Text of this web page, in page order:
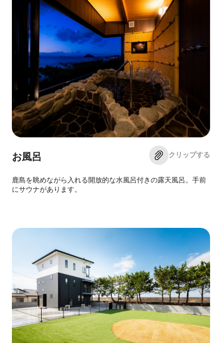
お風呂
鹿島を眺めながら入れる開放的な水風呂付きの露天風呂。手前
にサウナがあります。
クリップする